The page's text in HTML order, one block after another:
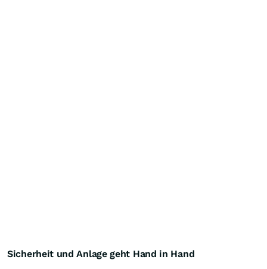
Sicherheit und Anlage geht Hand in Hand